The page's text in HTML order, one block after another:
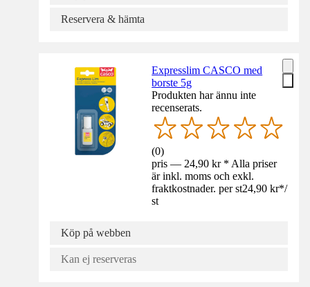
Reservera & hämta
Expresslim CASCO med
borste 5g
Produkten har ännu inte
recenserats.
(0)
pris — 24,90 kr * Alla priser
är inkl. moms och exkl.
fraktkostnader. per st24,90 kr*/
st
Köp på webben
Kan ej reserveras